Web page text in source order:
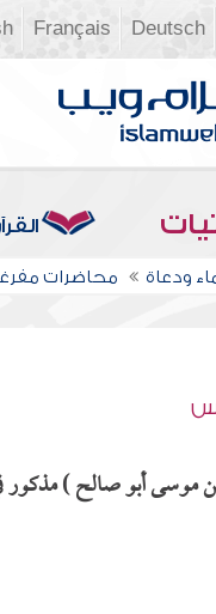
Deutsch
Français
ودعاة محاضرات
موسى أبو صالح ) مذكور